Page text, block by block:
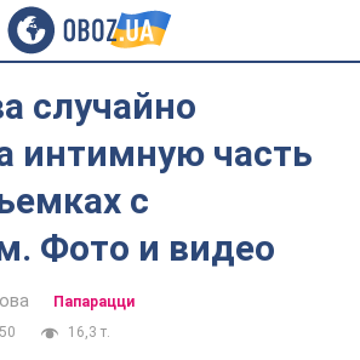
случайно
интимную часть
с
Фото и видео
Папарацци
16,3 т.